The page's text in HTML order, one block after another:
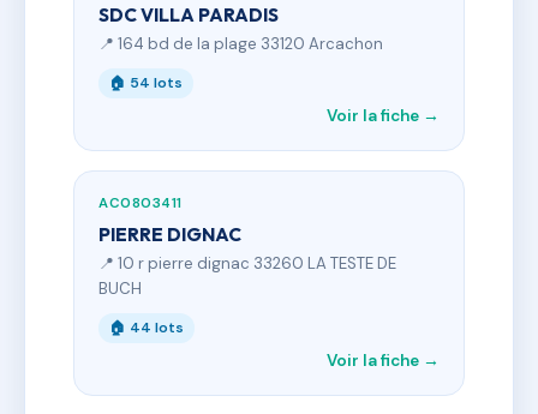
SDC VILLA PARADIS
📍 164 bd de la plage 33120 Arcachon
🏠 54 lots
Voir la fiche →
AC0803411
PIERRE DIGNAC
📍 10 r pierre dignac 33260 LA TESTE DE
BUCH
🏠 44 lots
Voir la fiche →